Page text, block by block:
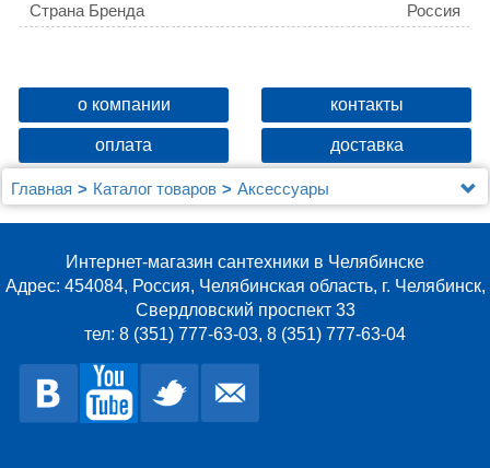
Страна Бренда Россия
ID
140230
Покрытие корпуса матовая
Страна-изготовитель Китай
ГАРАНТИЯ, ЛЕТ 5
ВЕС НЕТТО (NW/pcs) (Kgs) 0.07
ТЕХНИЧЕСКОЕ
Материал - нержавейка
Держатель из латуни
Упаковано в белую коробку
Основное покрытие
о компании контакты
оплата доставка
Главная Каталог товаров
Аксессуары
Крючок AQUATEK, матовый черный AQ4401MB
Интернет-магазин сантехники в Челябинске
Адрес: 454084, Россия, Челябинская область, г. Челябинск,
Свердловский проспект 33
тел: 8 (351) 777-63-03, 8 (351) 777-63-04